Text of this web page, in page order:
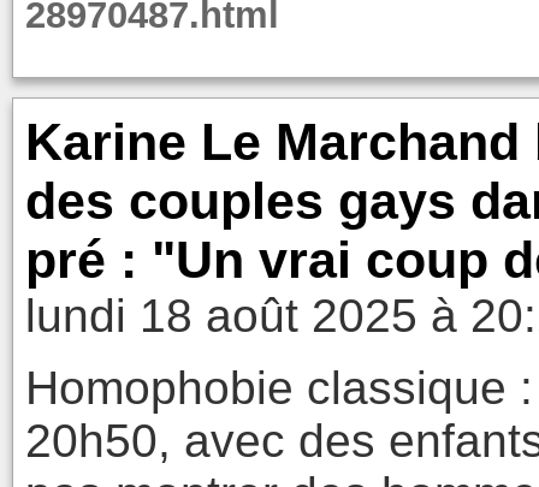
28970487.html
Karine Le
des couples gays
pré : "Un vrai coup
lundi 18 août 2025 à
Homophobie classique
20h50, avec des